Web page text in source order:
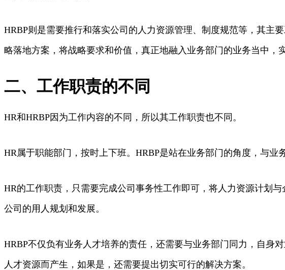
HRBP则是需要推行和落实公司的人力资源管理、制度规范等，其主
略落地方案，将战略要求和价值，真正地融入业务部门的业务当中，
二、工作职责的不同
HR和HRBP因为工作内容的不同，所以其工作职责也不同。
HR属于职能部门，按时上下班。HRBP是站在业务部门的角度，与业
HR的工作职责，只需要完成公司事务性工作即可，将人力资源计划
公司的用人规划和发展。
HRBP不仅负有业务人才培养的责任，还需要与业务部门同力，自身
人才资源而产生，如果是，还需要提出切实可行的解决方案。